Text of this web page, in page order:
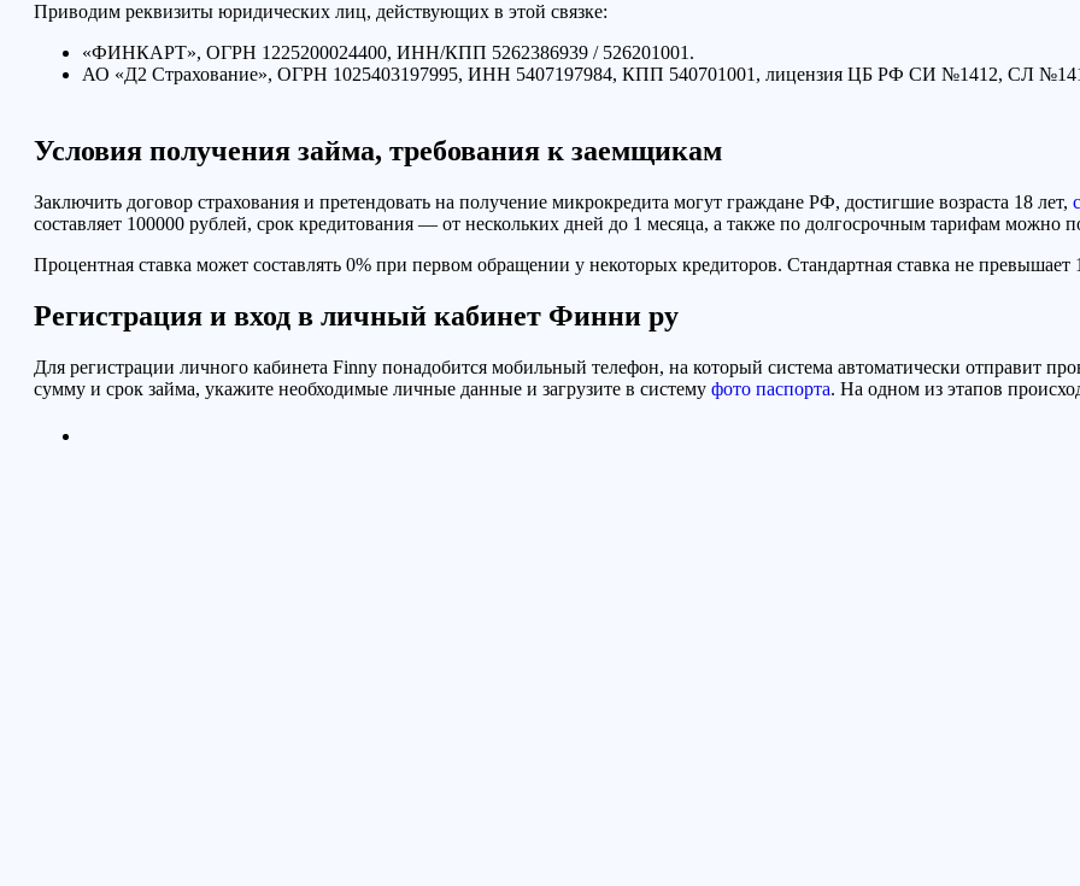
Приводим реквизиты юридических лиц, действующих в этой связке:
«ФИНКАРТ», ОГРН 1225200024400, ИНН/КПП 5262386939 / 526201001.
АО «Д2 Страхование», ОГРН 1025403197995, ИНН 5407197984, КПП 540701001, лицензия ЦБ РФ СИ №1412, СЛ
Условия получения займа, требования к заемщикам
Заключить договор страхования и претендовать на получение микрокредита могут граждане РФ, достигшие возраста 18 лет,
составляет 100000 рублей, срок кредитования — от нескольких дней до 1 месяца, а также по долгосрочным тарифам можно
Процентная ставка может составлять 0% при первом обращении у некоторых кредиторов. Стандартная ставка не превышает
Регистрация и вход в личный кабинет Финни ру
Для регистрации личного кабинета Finny понадобится мобильный телефон, на который система автоматически отправит
сумму и срок займа, укажите необходимые личные данные и загрузите в систему фото паспорта. На одном из этапов